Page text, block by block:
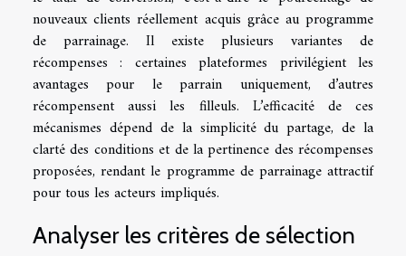
nouveaux clients réellement acquis grâce au programme
de parrainage. Il existe plusieurs variantes de
récompenses : certaines plateformes privilégient les
avantages pour le parrain uniquement, d’autres
récompensent aussi les filleuls. L’efficacité de ces
mécanismes dépend de la simplicité du partage, de la
clarté des conditions et de la pertinence des récompenses
proposées, rendant le programme de parrainage attractif
pour tous les acteurs impliqués.
Analyser les critères de sélection